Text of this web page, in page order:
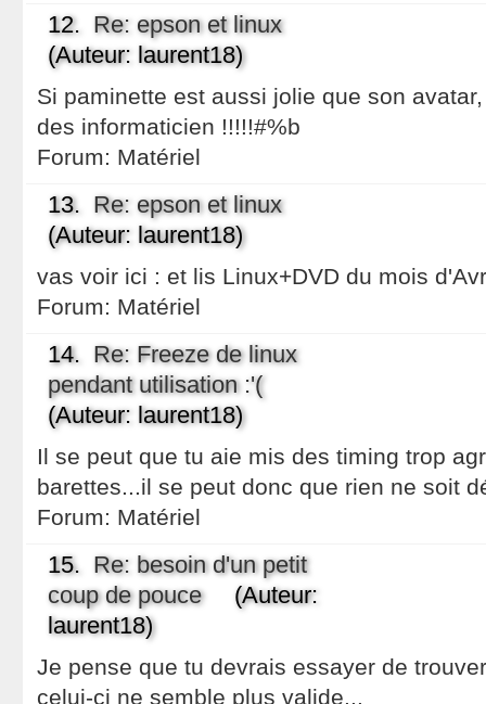
12. Re: epson et linux
(Auteur: laurent18)
Si paminette est aussi jolie que son
des informaticien !!!!!#%b
Forum: Matériel
13. Re: epson et linux
(Auteur: laurent18)
vas voir ici : et lis Linux+DVD du mois
Forum: Matériel
14. Re: Freeze de linux
pendant utilisation :'(
(Auteur: laurent18)
Il se peut que tu aie mis des timing trop
barettes...il se peut donc que rien ne soit
Forum: Matériel
15. Re: besoin d'un petit
coup de pouce(Auteur:
laurent18)
Je pense que tu devrais essayer de
celui-ci ne semble plus valide...